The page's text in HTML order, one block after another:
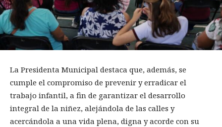
La Presidenta Municipal destaca que, además, se
cumple el compromiso de prevenir y erradicar el
trabajo infantil, a fin de garantizar el desarrollo
integral de la niñez, alejándola de las calles y
acercándola a una vida plena, digna y acorde con su